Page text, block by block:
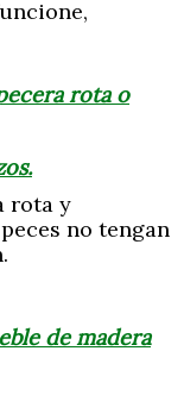
rota o
rota y
no tengan
de madera